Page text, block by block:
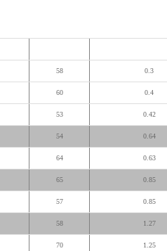
0.3
58
0.4
60
0.42
53
0.64
54
0.63
64
0.85
65
0.85
57
1.27
58
1.25
70